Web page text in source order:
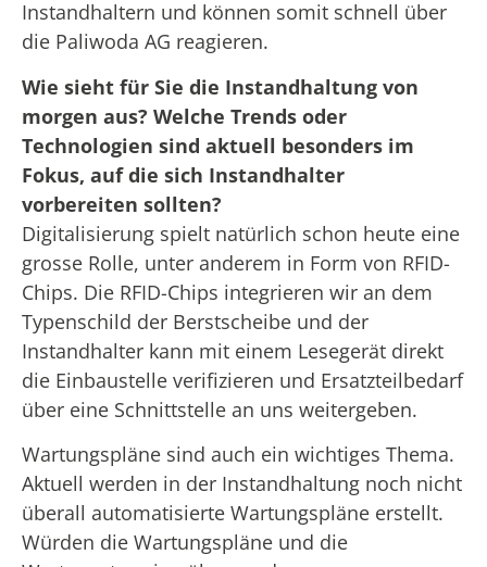
Instandhaltern und können somit schnell über
die Paliwoda AG reagieren.
Wie sieht für Sie die Instandhaltung von
morgen aus? Welche Trends oder
Technologien sind aktuell besonders im
Fokus, auf die sich Instandhalter
vorbereiten sollten?
Digitalisierung spielt natürlich schon heute eine
grosse Rolle, unter anderem in Form von RFID-
Chips. Die RFID-Chips integrieren wir an dem
Typenschild der Berstscheibe und der
Instandhalter kann mit einem Lesegerät direkt
die Einbaustelle verifizieren und Ersatzteilbedarf
über eine Schnittstelle an uns weitergeben.
Wartungspläne sind auch ein wichtiges Thema.
Aktuell werden in der Instandhaltung noch nicht
überall automatisierte Wartungspläne erstellt.
Würden die Wartungspläne und die